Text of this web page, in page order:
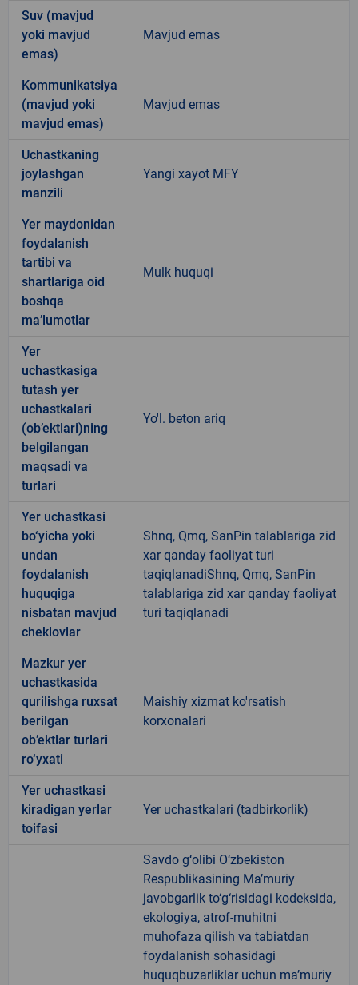
Suv (mavjud
yoki mavjud
emas)
Mavjud emas
Kommunikatsiya
(mavjud yoki
mavjud emas)
Mavjud emas
Uchastkaning
joylashgan
manzili
Yangi xayot MFY
Yer maydonidan
foydalanish
tartibi va
shartlariga oid
boshqa
ma’lumotlar
Mulk huquqi
Yer
uchastkasiga
tutash yer
uchastkalari
(ob’ektlari)ning
belgilangan
maqsadi va
turlari
Yo'l. beton ariq
Yer uchastkasi
bo‘yicha yoki
undan
foydalanish
huquqiga
nisbatan mavjud
cheklovlar
Shnq, Qmq, SanPin talablariga zid
xar qanday faoliyat turi
taqiqlanadiShnq, Qmq, SanPin
talablariga zid xar qanday faoliyat
turi taqiqlanadi
Mazkur yer
uchastkasida
qurilishga ruxsat
berilgan
ob’ektlar turlari
ro‘yxati
Maishiy xizmat ko'rsatish
korxonalari
Yer uchastkasi
kiradigan yerlar
toifasi
Yer uchastkalari (tadbirkorlik)
Savdo g‘olibi O‘zbekiston
Respublikasining Ma’muriy
javobgarlik to‘g‘risidagi kodeksida,
ekologiya, atrof-muhitni
muhofaza qilish va tabiatdan
foydalanish sohasidagi
huquqbuzarliklar uchun ma’muriy